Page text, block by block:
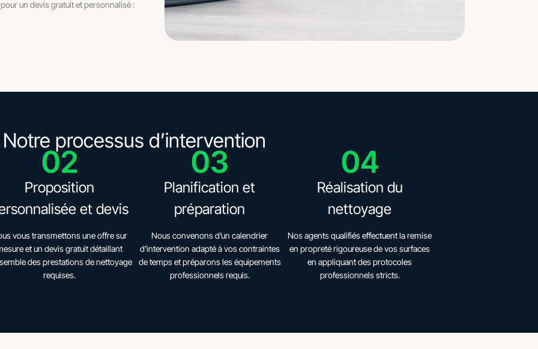
un devis gratuit et personnalisé :
Notre processus d’intervention
02
Proposition
et devis
vous transmettons une offre sur
et un devis gratuit détaillant
des prestations de nettoyage
requises.
03
Planification et
préparation
Nous convenons d’un calendrier
d’intervention adapté à vos contraintes
de temps et préparons les équipements
professionnels requis.
04
Réalisation du
nettoyage
Nos agents qualifiés effectuent la remise
en propreté rigoureuse de vos surfaces
en appliquant des protocoles
professionnels stricts.